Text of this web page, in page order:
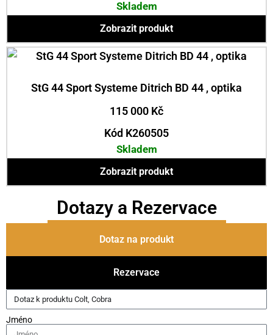
Skladem
Zobrazit produkt
StG 44 Sport Systeme Ditrich BD 44 , optika
115 000 Kč
Kód K260505
Skladem
Zobrazit produkt
Dotazy a Rezervace
Dotaz na produkt
Rezervace
Jméno